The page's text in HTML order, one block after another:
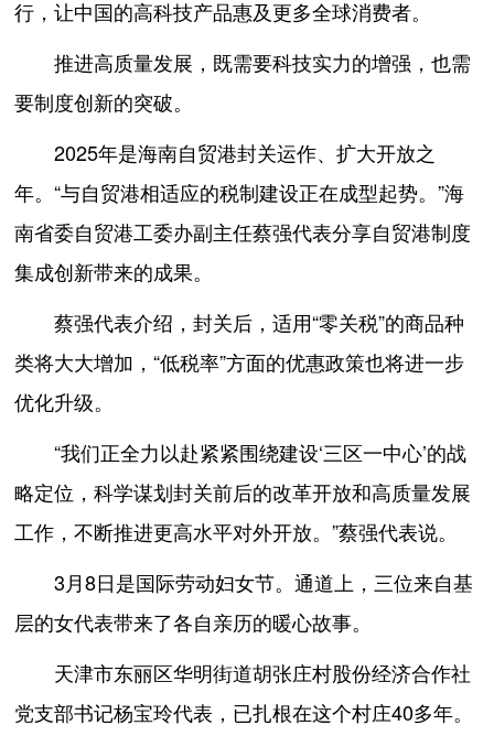
行，让中国的高科技产品惠及更多全球消费者。
推进高质量发展，既需要科技实力的增强，也需
要制度创新的突破。
2025年是海南自贸港封关运作、扩大开放之
年。“与自贸港相适应的税制建设正在成型起势。”海
南省委自贸港工委办副主任蔡强代表分享自贸港制度
集成创新带来的成果。
蔡强代表介绍，封关后，适用“零关税”的商品种
类将大大增加，“低税率”方面的优惠政策也将进一步
优化升级。
“我们正全力以赴紧紧围绕建设‘三区一中心’的战
略定位，科学谋划封关前后的改革开放和高质量发展
工作，不断推进更高水平对外开放。”蔡强代表说。
3月8日是国际劳动妇女节。通道上，三位来自基
层的女代表带来了各自亲历的暖心故事。
天津市东丽区华明街道胡张庄村股份经济合作社
党支部书记杨宝玲代表，已扎根在这个村庄40多年。